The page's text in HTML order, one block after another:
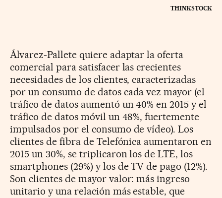
THINKSTOCK
Álvarez-Pallete quiere adaptar la oferta
comercial para satisfacer las crecientes
necesidades de los clientes, caracterizadas
por un consumo de datos cada vez mayor (el
tráfico de datos aumentó un 40% en 2015 y el
tráfico de datos móvil un 48%, fuertemente
impulsados por el consumo de vídeo). Los
clientes de fibra de Telefónica aumentaron en
2015 un 30%, se triplicaron los de LTE, los
smartphones (29%) y los de TV de pago (12%).
Son clientes de mayor valor: más ingreso
unitario y una relación más estable, que